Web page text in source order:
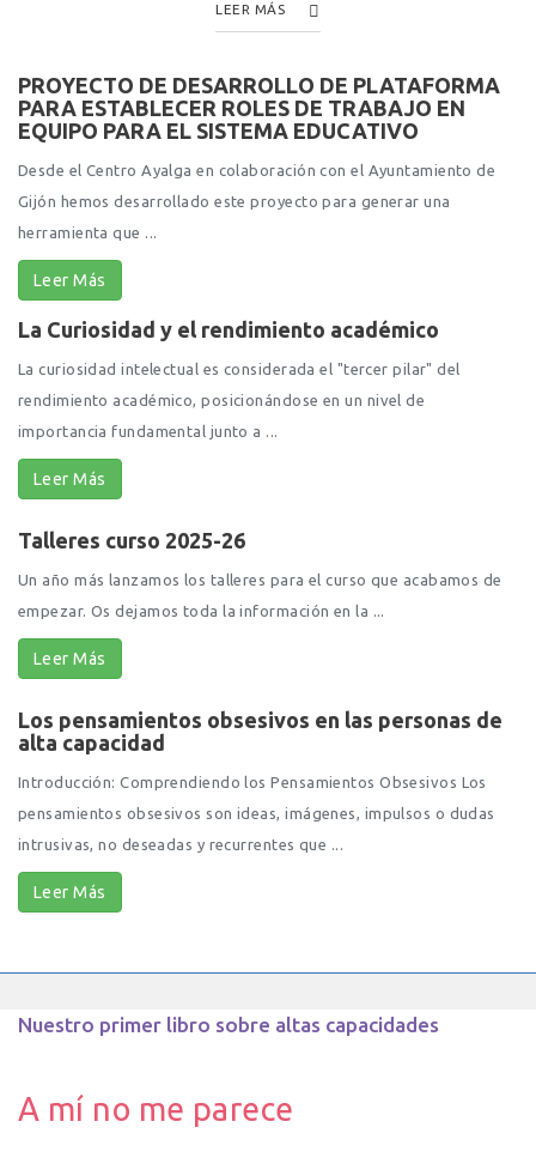
LEER MÁS
PROYECTO DE DESARROLLO DE PLATAFORMA
PARA ESTABLECER ROLES DE TRABAJO EN
EQUIPO PARA EL SISTEMA EDUCATIVO
Desde el Centro Ayalga en colaboración con el Ayuntamiento de
Gijón hemos desarrollado este proyecto para generar una
herramienta que ...
Leer Más
La Curiosidad y el rendimiento académico
La curiosidad intelectual es considerada el "tercer pilar" del
rendimiento académico, posicionándose en un nivel de
importancia fundamental junto a ...
Leer Más
Talleres curso 2025-26
Un año más lanzamos los talleres para el curso que acabamos de
empezar. Os dejamos toda la información en la ...
Leer Más
Los pensamientos obsesivos en las personas de
alta capacidad
Introducción: Comprendiendo los Pensamientos Obsesivos Los
pensamientos obsesivos son ideas, imágenes, impulsos o dudas
intrusivas, no deseadas y recurrentes que ...
Leer Más
Nuestro primer libro sobre altas capacidades
A mí no me parece